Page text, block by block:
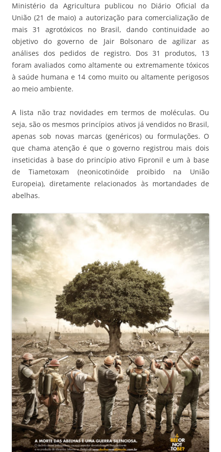
Ministério da Agricultura publicou no Diário Oficial da
União (21 de maio) a autorização para comercialização de
mais 31 agrotóxicos no Brasil, dando continuidade ao
objetivo do governo de Jair Bolsonaro de agilizar as
análises dos pedidos de registro. Dos 31 produtos, 13
foram avaliados como altamente ou extremamente tóxicos
à saúde humana e 14 como muito ou altamente perigosos
ao meio ambiente.
A lista não traz novidades em termos de moléculas. Ou
seja, são os mesmos princípios ativos já vendidos no Brasil,
apenas sob novas marcas (genéricos) ou formulações. O
que chama atenção é que o governo registrou mais dois
inseticidas à base do princípio ativo Fipronil e um à base
de Tiametoxam (neonicotinóide proibido na União
Europeia), diretamente relacionados às mortandades de
abelhas.